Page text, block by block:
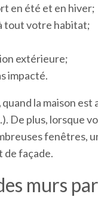
en été et en hiver;
tout votre habitat;
extérieure;
impacté.
quand la maison est
De plus, lorsque
fenêtres,
de façade.
murs